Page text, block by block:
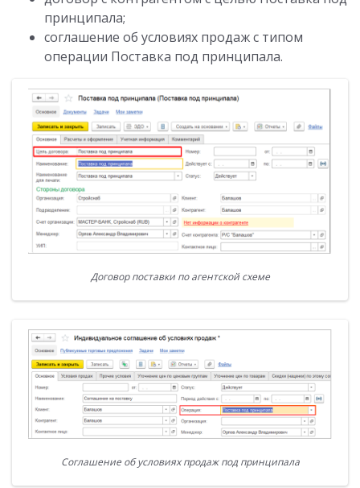
принципала;
соглашение об условиях продаж с типом
операции Поставка под принципала.
Договор поставки по агентской схеме
Соглашение об условиях продаж под принципала